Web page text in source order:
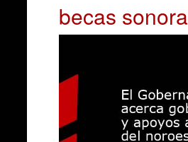
becas sonora